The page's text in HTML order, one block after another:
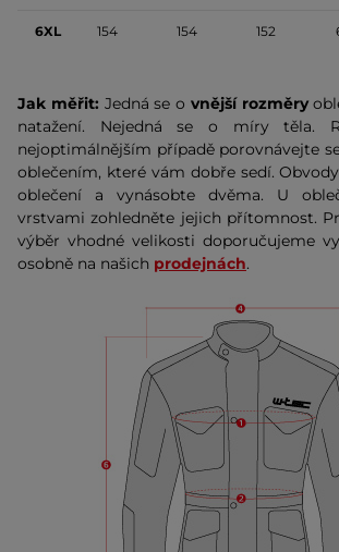
6XL 154 154 152
Jak měřit: Jedná se o vnější rozměry
natažení. Nejedná se o míry těla.
nejoptimálnějším případě porovnávejte
oblečením, které vám dobře sedí.
oblečení a vynásobte dvěma. U
vrstvami zohledněte jejich přítomnost.
výběr vhodné velikosti doporučujeme
osobně na našich prodejnách.